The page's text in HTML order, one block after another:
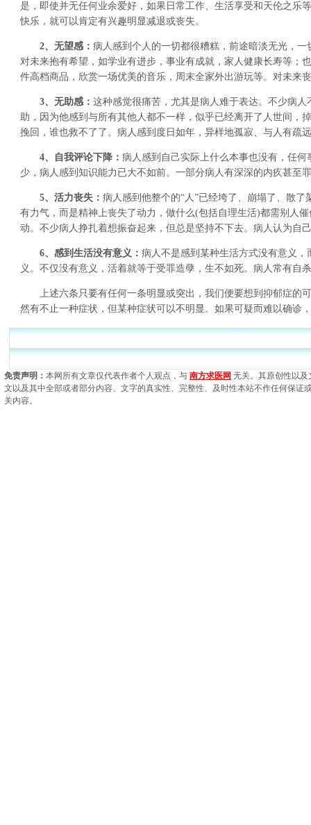
是，即使并无任何业余爱好，如果日常工作、生活享受和天伦之乐
快乐，就可以肯定有兴趣明显减退或丧失。
2、无望感： 病人感到个人的一切都很糟糕，前途暗淡无光，
对未来抱有希望，如学业有进步，事业有成就，家人健康长寿等；
件高档商品，欣赏一场优美的音乐，周末全家外出游玩等。对未来
3、无助感： 这种感觉很痛苦，尤其是病人难于表达。不少病
助，因为他感到与所有其他人都不一样，似乎已经离开了人世间，
挽回，谁也救不了了。病人感到度日如年，异样地孤寂、与人有疏
4、自我评论下降： 病人感到自己实际上什么本事也没有，任
少，病人感到知识能力已大不如前。一部分病人有深深的内疚甚至
5、活力丧失： 病人感到他整个的“人”已经垮了、崩塌了、散
有力气，而是精神上丧失了动力，做什么(包括自理生活)都需别人
动。不少病人挣扎着想振奋起来，但总是坚持不下去。病人认为自
6、感到生活没有意义： 病人不是感到某种生活方式没有意义
义。不仅没有意义，活着就等于受罪造孽，生不如死。病人常有自
上述六条只要有任何一条明显或突出，我们便要想到抑郁症的
然有不止一种症状，但某种症状可以不明显。如果可疑而难以确诊
免责声明： 本网所有文章仅代表作者个人观点，与 南方求医网 无关。其原创性以
文以及其中全部或者部分内容、文字的真实性、完整性、及时性本站不作任何保证
关内容。